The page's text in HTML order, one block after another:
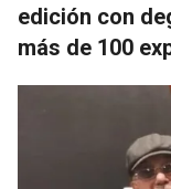
edición con
más de 100